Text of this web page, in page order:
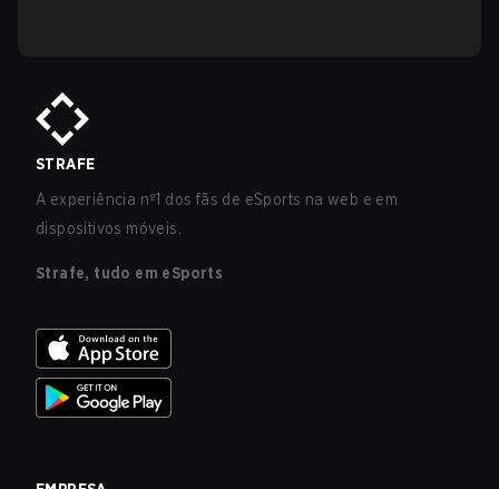
STRAFE
A experiência nº1 dos fãs de eSports na web e em
dispositivos móveis.
Strafe, tudo em eSports